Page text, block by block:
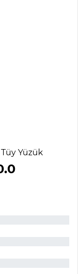
Yüzük